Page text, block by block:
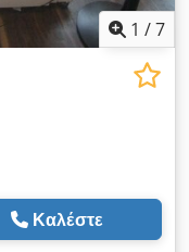
1 /7
Καλέστε